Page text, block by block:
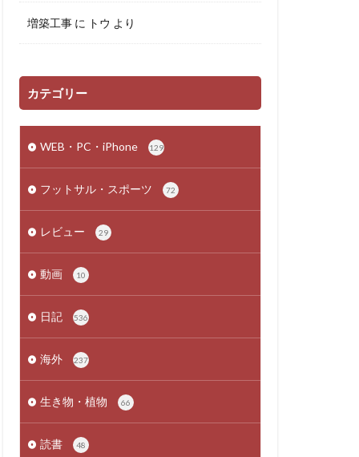
増築工事 に トウ より
カテゴリー
WEB・PC・iPhone 129
フットサル・スポーツ 72
レビュー 29
動画 10
日記 536
海外 237
生き物・植物 66
読書 48